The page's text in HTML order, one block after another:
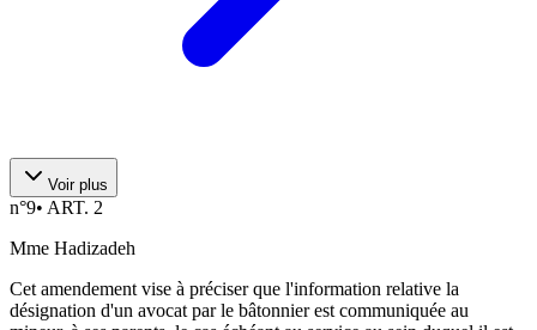
Voir plus
n°9• ART. 2
Mme Hadizadeh
Cet amendement vise à préciser que l'information relative la
désignation d'un avocat par le bâtonnier est communiquée au